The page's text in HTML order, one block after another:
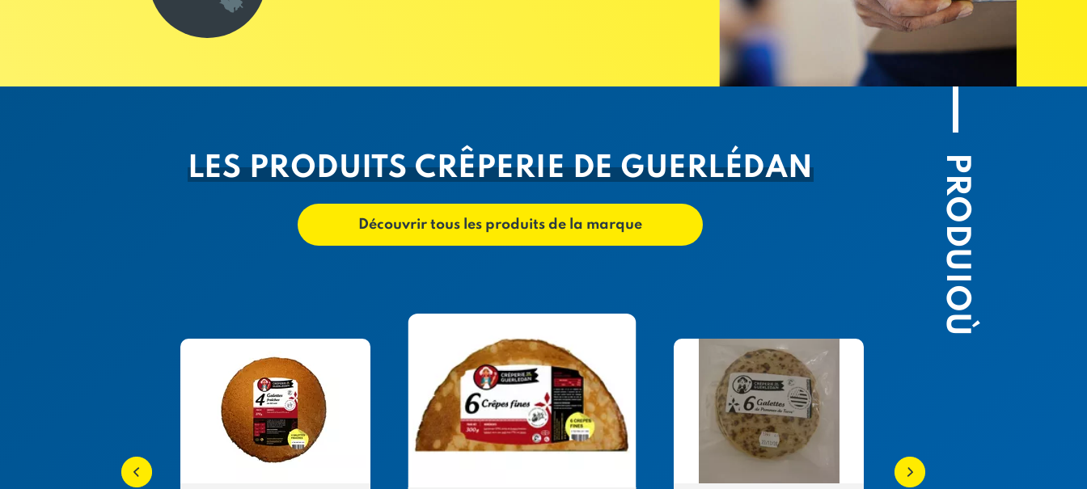
PRODUIOÙ
LES PRODUITS CRÊPERIE DE GUERLÉDAN
Découvrir tous les produits de la marque